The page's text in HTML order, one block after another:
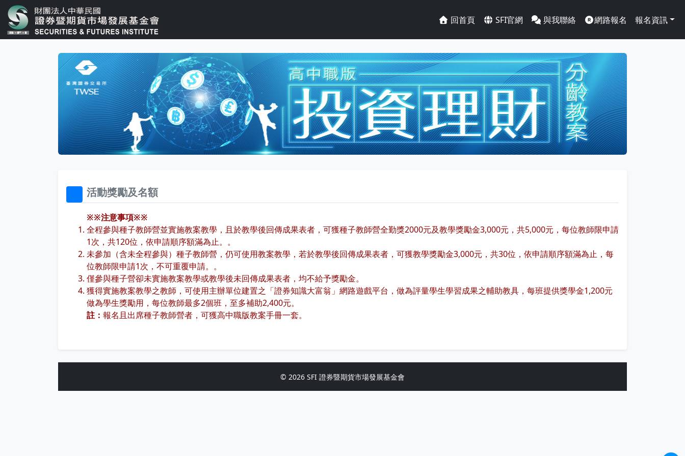
回首頁 SFI官網 與我聯絡 網路報名 報名資訊
32x32
活動獎勵及名額
※※注意事項※※
全程參與種子教師營並實施教案教學，且於教學後回傳成果表者，可獲種子教師營全勤獎2000元及教學獎勵金3,000元，共5,000元，每位教師限申請
1次，共120位，依申請順序額滿為止。。
未參加（含未全程參與）種子教師營，仍可使用教案教學，若於教學後回傳成果表者，可獲教學獎勵金3,000元，共30位，依申請順序額滿為止，每
位教師限申請1次，不可重覆申請。。
僅參與種子營卻未實施教案教學或教學後未回傳成果表者，均不給予獎勵金。
獲得實施教案教學之教師，可使用主辦單位建置之「證券知識大富翁」網路遊戲平台，做為評量學生學習成果之輔助教具，每班提供獎學金1,200元
做為學生獎勵用，每位教師最多2個班，至多補助2,400元。
註： 報名且出席種子教師營者，可獲高中職版教案手冊一套。
© 2026 SFI 證券暨期貨市場發展基金會